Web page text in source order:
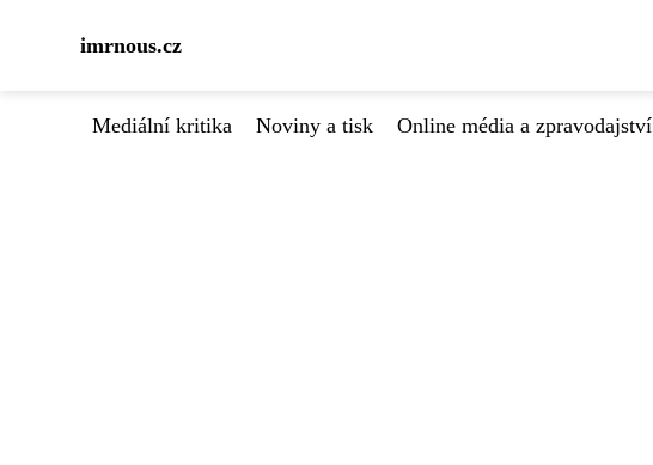
imrnous.cz
Mediální kritika Noviny a tisk Online média a zpravodajství